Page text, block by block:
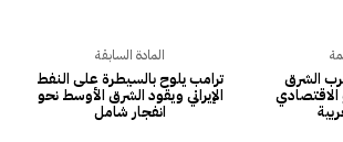
المادة السابقة
ترامب يلوح بالسيطرة على النفط
الإيراني ويقود الشرق الأوسط نحو
انفجار شامل
الشرق
الاقتصادي